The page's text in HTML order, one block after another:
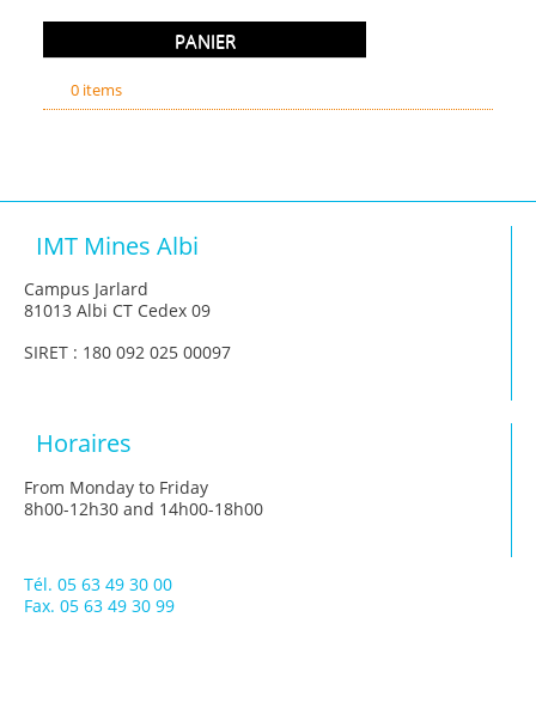
PANIER
0 items
IMT Mines Albi
Campus Jarlard
81013 Albi CT Cedex 09
SIRET : 180 092 025 00097
Horaires
From Monday to Friday
8h00-12h30 and 14h00-18h00
Tél. 05 63 49 30 00
Fax. 05 63 49 30 99